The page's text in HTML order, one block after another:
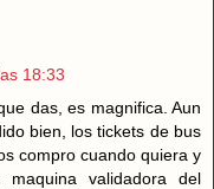
18:33
das, es magnifica. Aun
bien, los tickets de bus
compro cuando quiera y
validadora del